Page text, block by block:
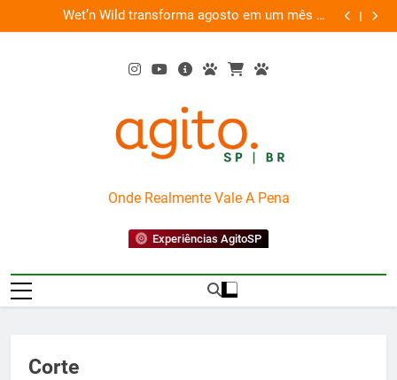
to
Wet’n Wild transforma agosto em um mês de
diversão e conexão
“Led
AgitoSP
Onde Realmente Vale A Pena
Experiências AgitoSP
Corte